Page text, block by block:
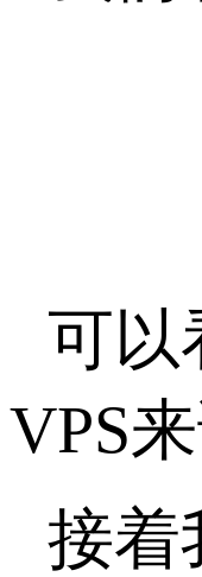
可以
VPS
接着